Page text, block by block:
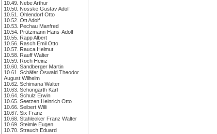
10.49. Nebe Arthur
10.50. Nosske Gustav Adolf
10.51. Ohlendorf Otto
10.52. Ott Adolf
10.53. Pechau Manfred
10.54. Prützmann Hans-Adolf
10.55. Rapp Albert
10.56. Rasch Emil Otto
10.57. Rauca Helmut
10.58. Rauff Walter
10.59. Roch Heinz
10.60. Sandberger Martin
10.61. Schäfer Oswald Theodor
August Wilhelm
10.62. Schimana Walter
10.63. Schöngarth Karl
10.64. Schulz Erwin
10.65. Seetzen Heinrich Otto
10.66. Seibert Willi
10.67. Six Franz
10.68. Stahlecker Franz Walter
10.69. Steimle Eugen
10.70. Strauch Eduard